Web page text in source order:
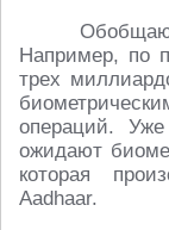
Например, по
трех
операций.
ожидают
которая
Aadhaar.